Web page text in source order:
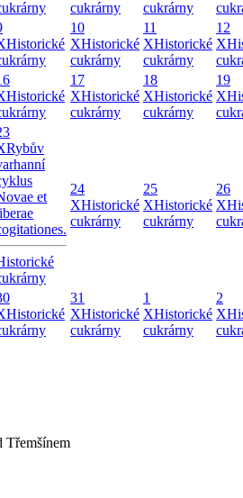
cukrárny
cukrárny
Historické
10
XHistorické
cukrárny
11
XHistorické
cukrárny
12
X
Historické
17
XHistorické
cukrárny
18
XHistorické
cukrárny
19
X
Rybův
et
24
XHistorické
cukrárny
25
XHistorické
cukrárny
26
X
Historické
31
XHistorické
cukrárny
1
XHistorické
cukrárny
2
X
Třemšínem